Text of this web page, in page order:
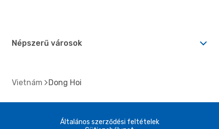
Népszerű városok
Vietnám Dong Hoi
Általános szerződési feltételek